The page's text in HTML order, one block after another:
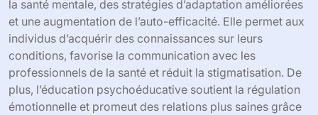
la santé mentale, des stratégies d’adaptation améliorées
et une augmentation de l’auto-efficacité. Elle permet aux
individus d’acquérir des connaissances sur leurs
conditions, favorise la communication avec les
professionnels de la santé et réduit la stigmatisation. De
plus, l’éducation psychoéducative soutient la régulation
émotionnelle et promeut des relations plus saines grâce